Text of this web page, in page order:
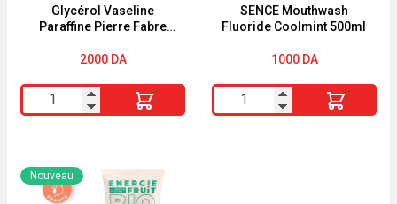
Corps
400ml
390ml
Glycérol Vaseline
Paraffine Pierre Fabre
2000 DA
quantité
de
Vaseline
Paraffine
SENCE Mouthwash
Fluoride Coolmint 500ml
1000 DA
quantité
de
Nouveau